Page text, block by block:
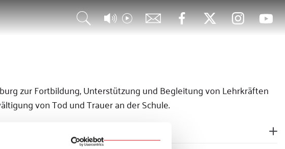
zur Fortbildung, Unterstützung und Begleitung von Lehrkräften
von Tod und Trauer an der Schule.